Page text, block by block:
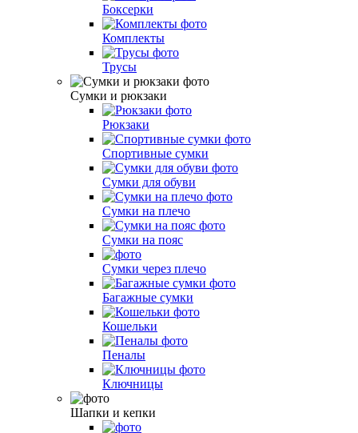
Боксерки
Комплекты
Трусы
Сумки и рюкзаки
Рюкзаки
Спортивные сумки
Сумки для обуви
Сумки на плечо
Сумки на пояс
Сумки через плечо
Багажные сумки
Кошельки
Пеналы
Ключницы
Шапки и кепки